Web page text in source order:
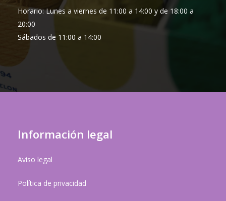
Horario: Lunes a viernes de 11:00 a 14:00 y de 18:00 a
20:00
Sábados de 11:00 a 14:00
Información legal
Aviso legal
Política de privacidad